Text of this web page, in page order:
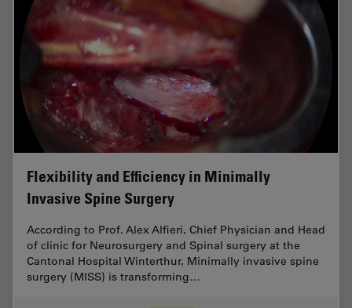
Flexibility and Efficiency in Minimally
Invasive Spine Surgery
According to Prof. Alex Alfieri, Chief Physician and Head
of clinic for Neurosurgery and Spinal surgery at the
Cantonal Hospital Winterthur, Minimally invasive spine
surgery (MISS) is transforming…